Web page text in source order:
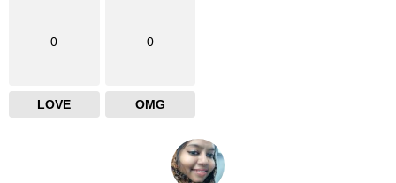
0
LOVE
0
OMG